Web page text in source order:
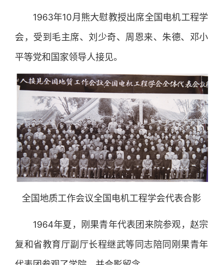
1963年10月熊大慰教授出席全国电机工程学
会，受到毛主席、刘少奇、周恩来、朱德、邓小
平等党和国家领导人接见。
全国地质工作会议全国电机工程学会代表合影
1964年夏，刚果青年代表团来院参观，赵宗
复和省教育厅副厅长程继武等同志陪同刚果青年